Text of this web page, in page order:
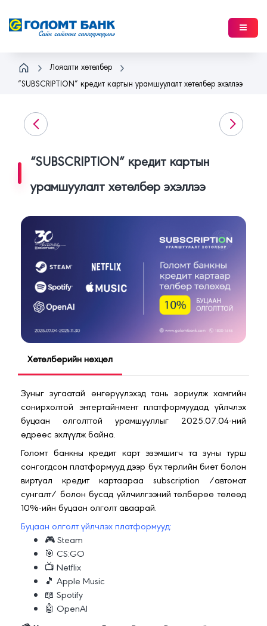
Нүүр хуудас
Дотоодын урамшуулалт сүлжээ
Олон улсын урамшуулалт сүлжээ
Хамтарч ажиллах
Гарын авлага
Хайлт хийх
Нэвтрэх
Лояалти хөтөлбөр
“SUBSCRIPTION” кредит картын урамшуулалт хөтөлбөр эхэллээ
“SUBSCRIPTION” кредит картын
урамшуулалт хөтөлбөр эхэллээ
Хөтөлбөрийн нөхцөл
Зуныг зугаатай өнгөрүүлэхэд тань зориулж хамгийн
сонирхолтой энтертайнмент платформуудад үйлчлэх
буцаан олголттой урамшууллыг 2025.07.04-ний
өдрөөс эхлүүлж байна.
Голомт банкны кредит карт эзэмшигч та зуны турш
сонгогдсон платформууд дээр бүх төрлийн биет болон
виртуал кредит картаараа subscription /автомат
сунгалт/ болон бусад үйлчилгээний төлбөрөө төлөөд
10%-ийн буцаан олголт аваарай.
Буцаан олголт үйлчлэх платформууд:
🎮 Steam
🎯 CS:GO
📺 Netflix
🎵 Apple Music
📖 Spotify
🤖 OpenAI